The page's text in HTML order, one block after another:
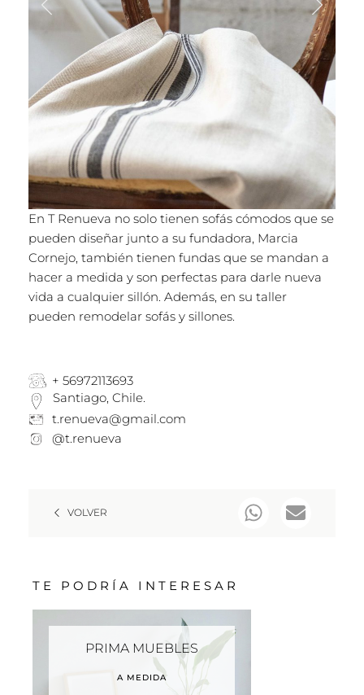
En T Renueva no solo tienen sofás cómodos que se
pueden diseñar junto a su fundadora, Marcia
Cornejo, también tienen fundas que se mandan a
hacer a medida y son perfectas para darle nueva
vida a cualquier sillón. Además, en su taller
pueden remodelar sofás y sillones.
+ 56972113693
Santiago, Chile.
t.renueva@gmail.com
@t.renueva
VOLVER
TE PODRÍA INTERESAR
PRIMA MUEBLES
A MEDIDA